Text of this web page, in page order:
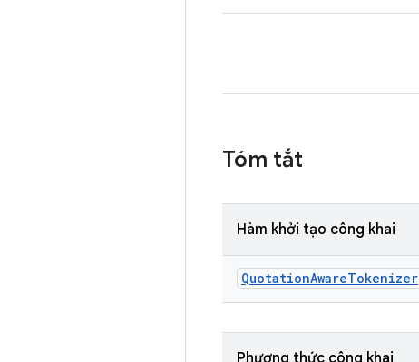
Tóm tắt
Hàm khởi tạo công khai
QuotationAwareTokenizer
Phương thức công khai